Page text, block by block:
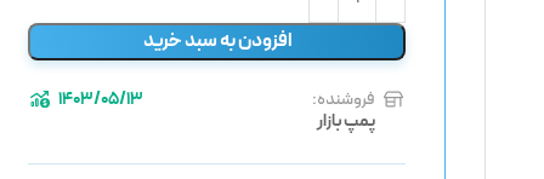
افزودن به سبد خرید
فروشنده:
پمپ بازار
1403/05/13